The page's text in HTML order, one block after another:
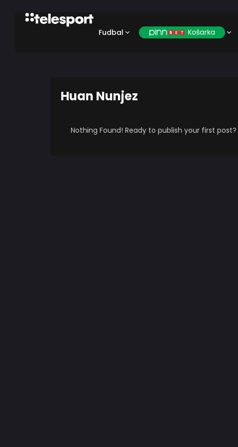
Fudbal
Huan Nunjez
Nothing Found! Ready to publish your first post?